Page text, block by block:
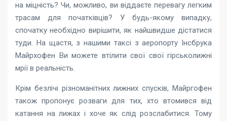
на міцність? Чи, можливо, ви віддаєте перевагу легким
трасам для початківців? У будь-якому випадку,
спочатку необхідно вирішити, як найшвидше дістатися
туди. На щастя, з нашими таксі з аеропорту Інсбрука
Майрхофен Ви можете втілити свої свої гірськолижні
мрії в реальність.
Крім безлічі різноманітних лижних спусків, Майргофен
також пропонує розваги для тих, хто втомився від
катання на лижах і хоче як слід розслабитися. Тому